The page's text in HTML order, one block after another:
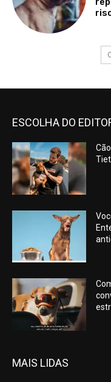
ESCOLHA DO
MAIS LIDAS